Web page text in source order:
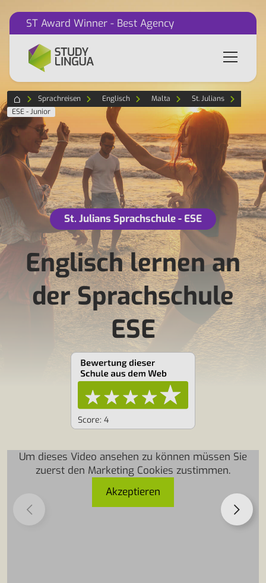
ST Award Winner - Best Agency
Sprachreisen Englisch Malta
St. Julians
ESE - Junior
St. Julians Sprachschule - ESE
Englisch lernen an
der Sprachschule
ESE
Score: 4
Um dieses Video ansehen zu können müssen Sie
zuerst den Marketing Cookies zustimmen.
Akzeptieren
Um dieses Video ansehen zu können müssen Sie
zuerst den Marketing Cookies zustimmen.
Akzeptieren